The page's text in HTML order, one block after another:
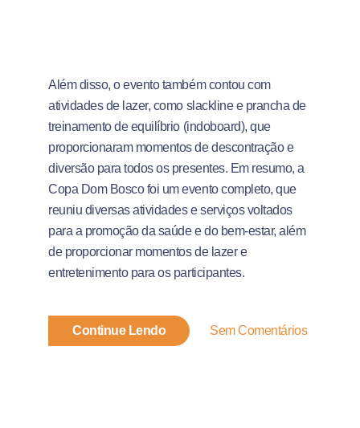
Além disso, o evento também contou com
atividades de lazer, como slackline e prancha de
treinamento de equilíbrio (indoboard), que
proporcionaram momentos de descontração e
diversão para todos os presentes. Em resumo, a
Copa Dom Bosco foi um evento completo, que
reuniu diversas atividades e serviços voltados
para a promoção da saúde e do bem-estar, além
de proporcionar momentos de lazer e
entretenimento para os participantes.
Continue Lendo Sem Comentários